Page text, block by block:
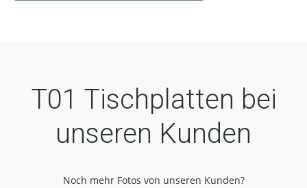
T01 Tischplatten bei
unseren Kunden
Noch mehr Fotos von unseren Kunden?